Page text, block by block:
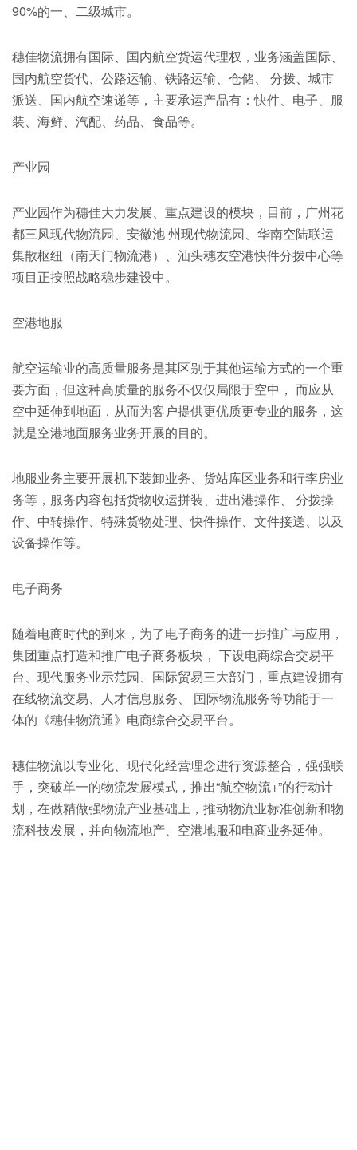
90%的一、二级城市。
穗佳物流拥有国际、国内航空货运代理权，业务涵盖国际、
国内航空货代、公路运输、铁路运输、仓储、 分拨、城市
派送、国内航空速递等，主要承运产品有：快件、电子、服
装、海鲜、汽配、药品、食品等。
产业园
产业园作为穗佳大力发展、重点建设的模块，目前，广州花
都三凤现代物流园、安徽池 州现代物流园、华南空陆联运
集散枢纽（南天门物流港）、汕头穗友空港快件分拨中心等
项目正按照战略稳步建设中。
空港地服
航空运输业的高质量服务是其区别于其他运输方式的一个重
要方面，但这种高质量的服务不仅仅局限于空中， 而应从
空中延伸到地面，从而为客户提供更优质更专业的服务，这
就是空港地面服务业务开展的目的。
地服业务主要开展机下装卸业务、货站库区业务和行李房业
务等，服务内容包括货物收运拼装、进出港操作、 分拨操
作、中转操作、特殊货物处理、快件操作、文件接送、以及
设备操作等。
电子商务
随着电商时代的到来，为了电子商务的进一步推广与应用，
集团重点打造和推广电子商务板块， 下设电商综合交易平
台、现代服务业示范园、国际贸易三大部门，重点建设拥有
在线物流交易、人才信息服务、 国际物流服务等功能于一
体的《穗佳物流通》电商综合交易平台。
穗佳物流以专业化、现代化经营理念进行资源整合，强强联
手，突破单一的物流发展模式，推出“航空物流+”的行动计
划，在做精做强物流产业基础上，推动物流业标准创新和物
流科技发展，并向物流地产、空港地服和电商业务延伸。